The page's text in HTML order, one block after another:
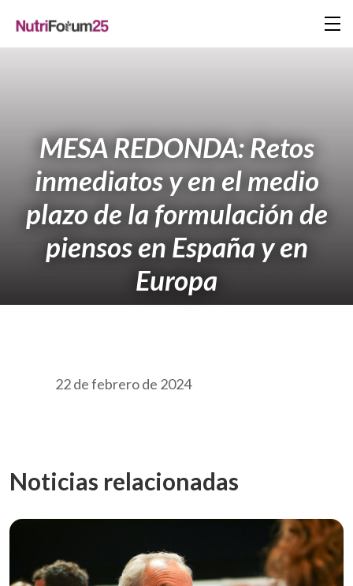
MESA REDONDA: Retos
inmediatos y en el medio
plazo de la formulación de
piensos en España y en
Europa
22 de febrero de 2024
Noticias relacionadas